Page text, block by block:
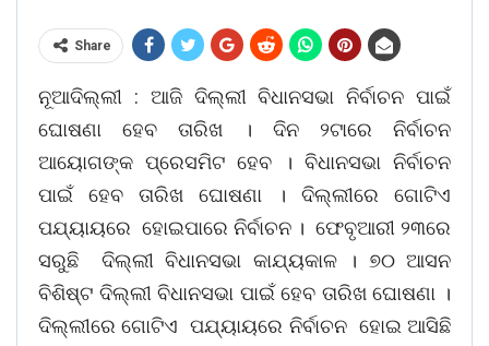
Share
ନୂଆଦିଲ୍ଲୀ : ଆଜି ଦିଲ୍ଲୀ ବିଧାନସଭା ନିର୍ବାଚନ ପାଇଁ
ଘୋଷଣା ହେବ ତାରିଖ । ଦିନ ୨ଟାରେ ନିର୍ବାଚନ
ଆୟୋଗଙ୍କ ପ୍ରେସମିଟ ହେବ । ବିଧାନସଭା ନିର୍ବାଚନ
ପାଇଁ ହେବ ତାରିଖ ଘୋଷଣା । ଦିଲ୍ଲୀରେ ଗୋଟିଏ
ପଯ୍ୟାୟରେ ହୋଇପାରେ ନିର୍ବାଚନ । ଫେବୃଆରୀ ୨୩ରେ
ସରୁଛି ଦିଲ୍ଲୀ ବିଧାନସଭା କାଯ୍ୟକାଳ । ୭୦ ଆସନ
ବିଶିଷ୍ଟ ଦିଲ୍ଲୀ ବିଧାନସଭା ପାଇଁ ହେବ ତାରିଖ ଘୋଷଣା ।
ଦିଲ୍ଲୀରେ ଗୋଟିଏ ପଯ୍ୟାୟରେ ନିର୍ବାଚନ ହୋଇ ଆସିଛି